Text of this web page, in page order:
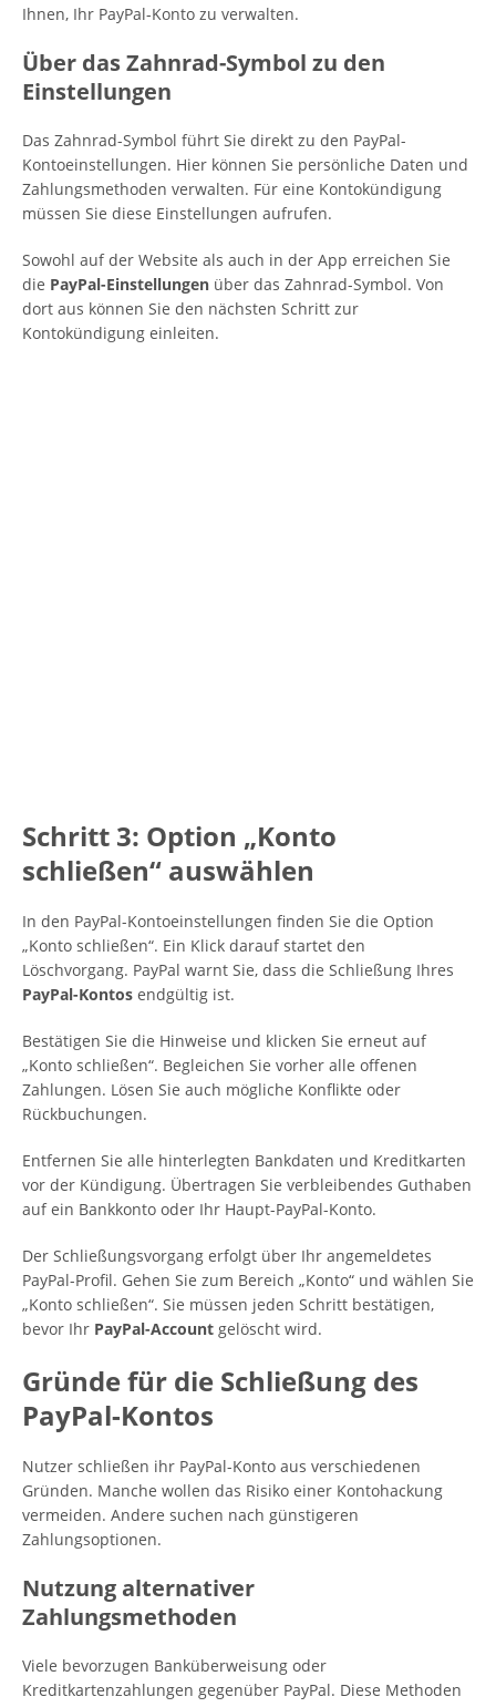
Ihnen, Ihr PayPal-Konto zu verwalten.
Über das Zahnrad-Symbol zu den
Einstellungen
Das Zahnrad-Symbol führt Sie direkt zu den PayPal-
Kontoeinstellungen. Hier können Sie persönliche Daten und
Zahlungsmethoden verwalten. Für eine Kontokündigung
müssen Sie diese Einstellungen aufrufen.
Sowohl auf der Website als auch in der App erreichen Sie
die PayPal-Einstellungen über das Zahnrad-Symbol. Von
dort aus können Sie den nächsten Schritt zur
Kontokündigung einleiten.
Schritt 3: Option „Konto
schließen“ auswählen
In den PayPal-Kontoeinstellungen finden Sie die Option
„Konto schließen“. Ein Klick darauf startet den
Löschvorgang. PayPal warnt Sie, dass die Schließung Ihres
PayPal-Kontos endgültig ist.
Bestätigen Sie die Hinweise und klicken Sie erneut auf
„Konto schließen“. Begleichen Sie vorher alle offenen
Zahlungen. Lösen Sie auch mögliche Konflikte oder
Rückbuchungen.
Entfernen Sie alle hinterlegten Bankdaten und Kreditkarten
vor der Kündigung. Übertragen Sie verbleibendes Guthaben
auf ein Bankkonto oder Ihr Haupt-PayPal-Konto.
Der Schließungsvorgang erfolgt über Ihr angemeldetes
PayPal-Profil. Gehen Sie zum Bereich „Konto“ und wählen Sie
„Konto schließen“. Sie müssen jeden Schritt bestätigen,
bevor Ihr PayPal-Account gelöscht wird.
Gründe für die Schließung des
PayPal-Kontos
Nutzer schließen ihr PayPal-Konto aus verschiedenen
Gründen. Manche wollen das Risiko einer Kontohackung
vermeiden. Andere suchen nach günstigeren
Zahlungsoptionen.
Nutzung alternativer
Zahlungsmethoden
Viele bevorzugen Banküberweisung oder
Kreditkartenzahlungen gegenüber PayPal. Diese Methoden